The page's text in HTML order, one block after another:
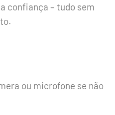
confiança – tudo sem
ou microfone se não